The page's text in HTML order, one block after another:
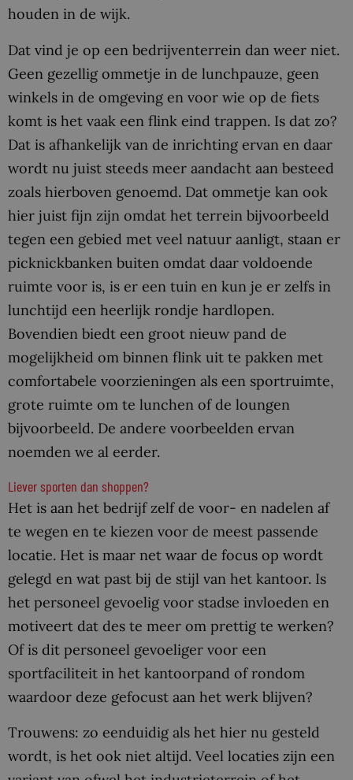
houden in de wijk.
Dat vind je op een bedrijventerrein dan weer niet.
Geen gezellig ommetje in de lunchpauze, geen
winkels in de omgeving en voor wie op de fiets
komt is het vaak een flink eind trappen. Is dat zo?
Dat is afhankelijk van de inrichting ervan en daar
wordt nu juist steeds meer aandacht aan besteed
zoals hierboven genoemd. Dat ommetje kan ook
hier juist fijn zijn omdat het terrein bijvoorbeeld
tegen een gebied met veel natuur aanligt, staan er
picknickbanken buiten omdat daar voldoende
ruimte voor is, is er een tuin en kun je er zelfs in
lunchtijd een heerlijk rondje hardlopen.
Bovendien biedt een groot nieuw pand de
mogelijkheid om binnen flink uit te pakken met
comfortabele voorzieningen als een sportruimte,
grote ruimte om te lunchen of de loungen
bijvoorbeeld. De andere voorbeelden ervan
noemden we al eerder.
Liever sporten dan shoppen?
Het is aan het bedrijf zelf de voor- en nadelen af
te wegen en te kiezen voor de meest passende
locatie. Het is maar net waar de focus op wordt
gelegd en wat past bij de stijl van het kantoor. Is
het personeel gevoelig voor stadse invloeden en
motiveert dat des te meer om prettig te werken?
Of is dit personeel gevoeliger voor een
sportfaciliteit in het kantoorpand of rondom
waardoor deze gefocust aan het werk blijven?
Trouwens: zo eenduidig als het hier nu gesteld
wordt, is het ook niet altijd. Veel locaties zijn een